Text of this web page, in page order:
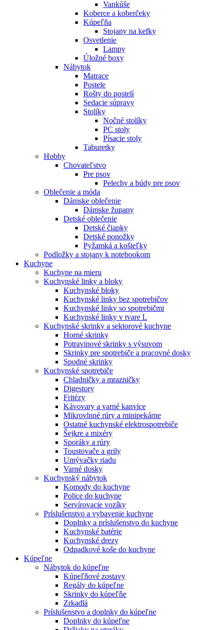
Vankúše
Koberce a koberčeky
Kúpeľňa
Stojany na kefky
Osvetlenie
Lampy
Úložné boxy
Nábytok
Matrace
Postele
Rošty do postelí
Sedacie súpravy
Stolíky
Nočné stolíky
PC stoly
Písacie stoly
Taburetky
Hobby
Chovateľstvo
Pre psov
Pelechy a búdy pre psov
Oblečenie a móda
Dámske oblečenie
Dámske župany
Detské oblečenie
Detské čiapky
Detské ponožky
Pyžamká a košieľky
Podložky a stojany k notebookom
Kuchyne
Kuchyne na mieru
Kuchynské linky a bloky
Kuchynské bloky
Kuchynské linky bez spotrebičov
Kuchynské linky so spotrebičmi
Kuchynské linky v tvare L
Kuchynské skrinky a sektorové kuchyne
Horné skrinky
Potravinové skrinky s výsuvom
Skrinky pre spotrebiče a pracovné dosky
Spodné skrinky
Kuchynské spotrebiče
Chladničky a mrazničky
Digestory
Fritézy
Kávovary a varné kanvice
Mikrovlnné rúry a minipekárne
Ostatné kuchynské elektrospotrebiče
Šejkre a mixéry
Sporáky a rúry
Toustovače a grily
Umývačky riadu
Varné dosky
Kuchynský nábytok
Komody do kuchyne
Police do kuchyne
Servírovacie vozíky
Príslušenstvo a vybavenie kuchyne
Doplnky a príslušenstvo do kuchyne
Kuchynské batérie
Kuchynské drezy
Odpadkové koše do kuchyne
Kúpeľne
Nábytok do kúpeľne
Kúpeľňové zostavy
Regály do kúpeľne
Skrinky do kúpeľňe
Zrkadlá
Príslušenstvo a doplnky do kúpeľne
Doplnky do kúpeľne